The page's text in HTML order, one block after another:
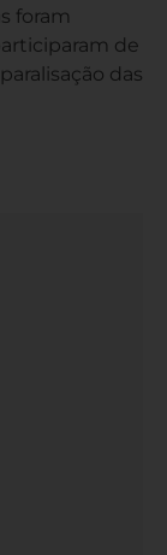
foram
de
das